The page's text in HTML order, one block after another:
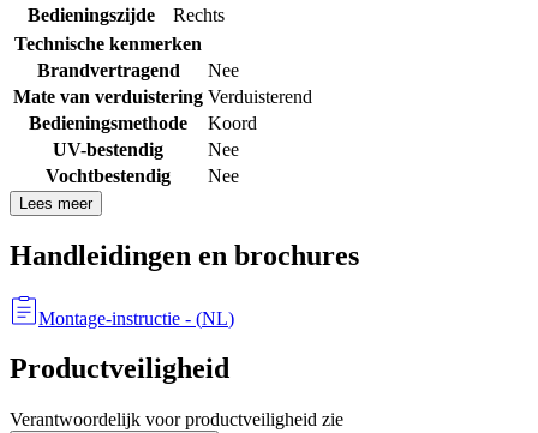
Bedieningszijde
Rechts
Technische kenmerken
Brandvertragend
Nee
Mate van verduistering Verduisterend
Bedieningsmethode
Koord
UV-bestendig
Nee
Vochtbestendig
Nee
Lees meer
Handleidingen en brochures
Montage-instructie - (NL)
Productveiligheid
Verantwoordelijk voor productveiligheid zie